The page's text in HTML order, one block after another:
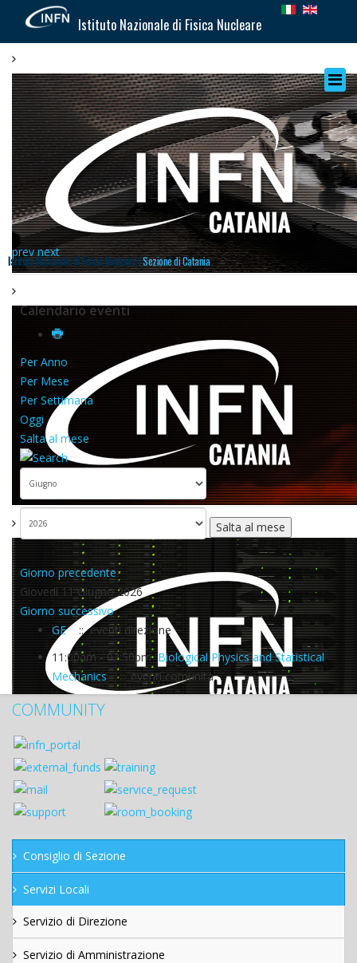
Istituto Nazionale di Fisica Nucleare
prev next
Istituto Nazionale di Fisica Nucleare |Sezione di Catania
Calendario eventi
Per Anno
Per Mese
Per Settimana
Oggi
Salta al mese
Salta al mese
Giorno precedente
Giovedì 11 Giugno 2026
Giorno successivo
GE :: eventi direzione
11:00am - 02:50pmBiological Physics and Statistical
Mechanics :: eventi comunità
COMMUNITY
Consiglio di Sezione
Servizi Locali
Servizio di Direzione
Servizio di Amministrazione